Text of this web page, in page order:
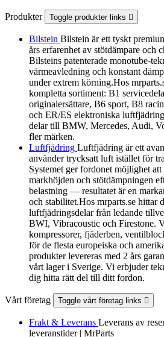
Produkter Toggle produkter links 
Bilstein Bilstein är ett tyskt
års erfarenhet av stötdämpare och
Bilsteins patenterade monotube-
värmeavledning och konstant
under extrem körning.Hos
kompletta sortiment: B1
originalersättare, B6 sport, B8
och ER/ES elektroniska
delar till BMW, Mercedes, Audi,
fler märken.
Luftfjädring Luftfjädring är ett
använder trycksatt luft istället för
Systemet ger fordonet möjlighet att
markhöjden och stötdämpningen
belastning — resultatet är en
och stabilitet.Hos mrparts.se hittar
luftfjädringsdelar från ledande
BWI, Vibracoustic och Firestone.
kompressorer, fjäderben,
för de flesta europeiska och
produkter levereras med 2 års
vårt lager i Sverige. Vi erbjuder
dig hitta rätt del till ditt fordon.
Vårt företag Toggle vårt företag links 
Frakt & Leverans Leverans av
leveranstider | MrParts